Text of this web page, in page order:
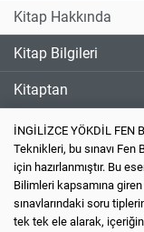
Kitap Hakkında
Kitap Bilgileri
Kitaptan
İNGİLİZCE YÖKDİL FEN
Teknikleri, bu sınavı
için hazırlanmıştır. Bu
Bilimleri kapsamına
sınavlarındaki soru
tek tek ele alarak,